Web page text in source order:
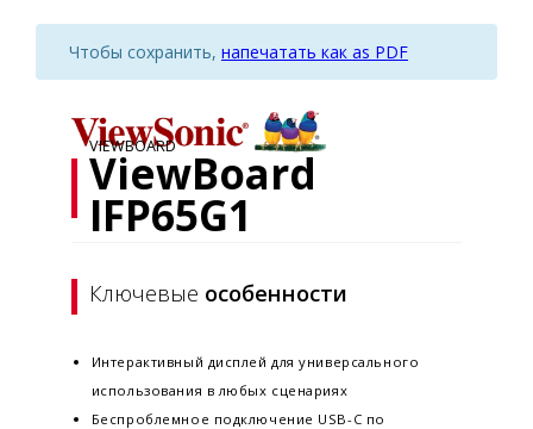
Чтобы сохранить, напечатать как as PDF
VIEWBOARD
ViewBoard
IFP65G1
Ключевые особенности
Интерактивный дисплей для универсального
использования в любых сценариях
Беспроблемное подключение USB-C по